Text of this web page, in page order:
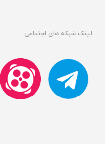
لینک شبکه های اجتماعی